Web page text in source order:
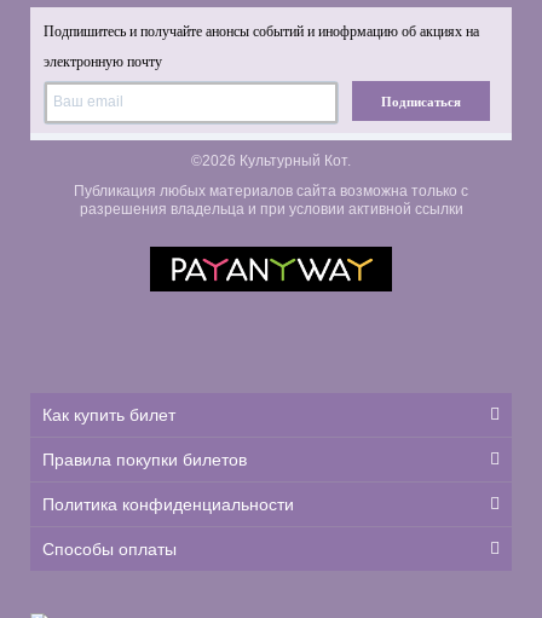
Подпишитесь и получайте анонсы событий и инофрмацию об акциях на
электронную почту
Подписаться
©2026 Культурный Кот.
Публикация любых материалов сайта возможна только с
разрешения владельца и при условии активной ссылки
Как купить билет
Правила покупки билетов
Политика конфиденциальности
Способы оплаты